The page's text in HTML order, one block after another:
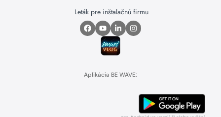
Leták pre inštalačnú firmu
Aplikácia BE WAVE: